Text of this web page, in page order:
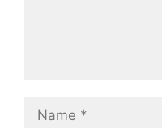
Name